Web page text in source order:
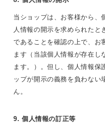
当ショップは、お客様から、
人情報の開示を求められたと
であることを確認の上で、お
ます（当該個人情報が存在し
ます。）。但し、個人情報保
ップが開示の義務を負わない
ん。
9. 個人情報の訂正等